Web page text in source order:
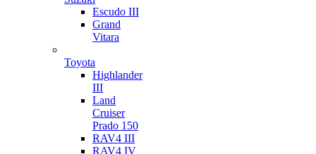
Escudo III
Grand
Vitara
Toyota
Highlander
III
Land
Cruiser
Prado 150
RAV4 III
RAV4 IV